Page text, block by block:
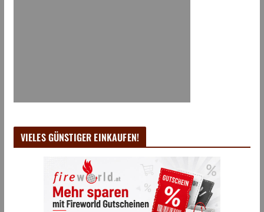
VIELES GÜNSTIGER EINKAUFEN!